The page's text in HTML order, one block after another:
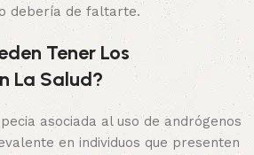
debería de faltarte.
Tener Los
La Salud?
asociada al uso de andrógenos
en individuos que presenten